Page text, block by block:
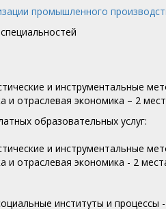
промышленного
и инструментальные
и отраслевая экономика – 2
образовательных услуг:
и инструментальные
и отраслевая экономика - 2
институты и процессы -